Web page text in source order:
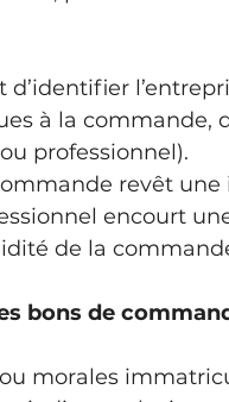
à la commande,
professionnel).
revêt
encourt
de la
bons de
morales